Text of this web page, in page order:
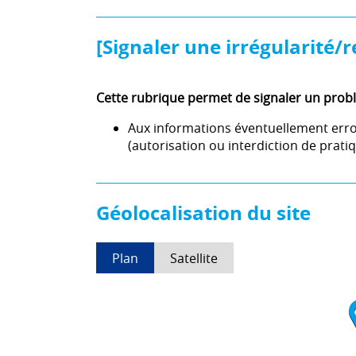
[Signaler une irrégularité/
Cette rubrique permet de signaler un
Aux informations éventuellement
(autorisation ou interdiction de
Géolocalisation du site
Plan Satellite